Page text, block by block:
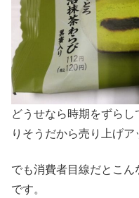
どうせなら時期をずら
りそうだから売り上げア
でも消費者目線だとこ
です。